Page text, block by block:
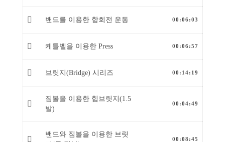
밴드를 이용한 항회전 운동 00:06:03
케틀벨을 이용한 Press 00:06:57
브릿지(Bridge) 시리즈 00:14:19
짐볼을 이용한 힙브릿지(1.5
발)
00:04:49
밴드와 짐볼을 이용한 브릿
00:08:45